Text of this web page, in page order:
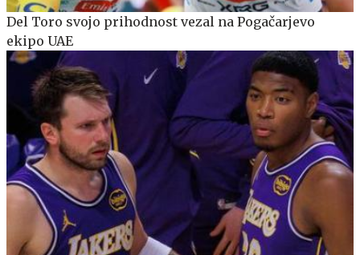
Del Toro svojo prihodnost vezal na Pogačarjevo
ekipo UAE